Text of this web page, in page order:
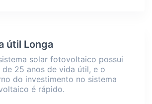
útil Longa
solar fotovoltaico possui
de 25 anos de vida útil, e o
do investimento no sistema
é rápido.